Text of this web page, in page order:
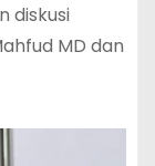
diskusi
MD dan